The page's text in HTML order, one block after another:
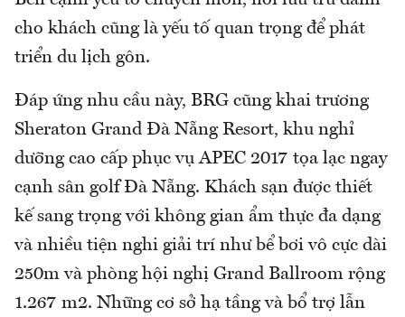
cho khách cũng là yếu tố quan trọng để phát
triển du lịch gôn.
Đáp ứng nhu cầu này, BRG cũng khai trương
Sheraton Grand Đà Nẵng Resort, khu nghỉ
dưỡng cao cấp phục vụ APEC 2017 tọa lạc ngay
cạnh sân golf Đà Nẵng. Khách sạn được thiết
kế sang trọng với không gian ẩm thực đa dạng
và nhiều tiện nghi giải trí như bể bơi vô cực dài
250m và phòng hội nghị Grand Ballroom rộng
1.267 m2. Những cơ sở hạ tầng và bổ trợ lẫn